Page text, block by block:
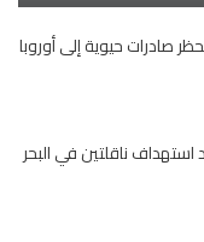
صادرات حيوية إلى أوروبا
100 دولار بعد استهداف ناقلتين في البحر